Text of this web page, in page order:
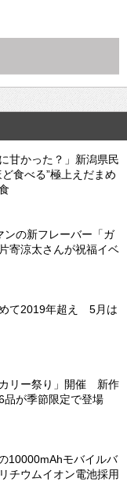
甘かった？」新潟県民
食べる”極上えだまめ
ンの新フレーバー「ガ
寄涼太さんが祝福イベ
て2019年超え 5月は
リー祭り」開催 新作
品が季節限定で登場
10000mAhモバイルバ
チウムイオン電池採用